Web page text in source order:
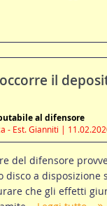
occorre il
al difensore
- Est. Gianniti |
del difensore
disco a disposizione
che gli effetti